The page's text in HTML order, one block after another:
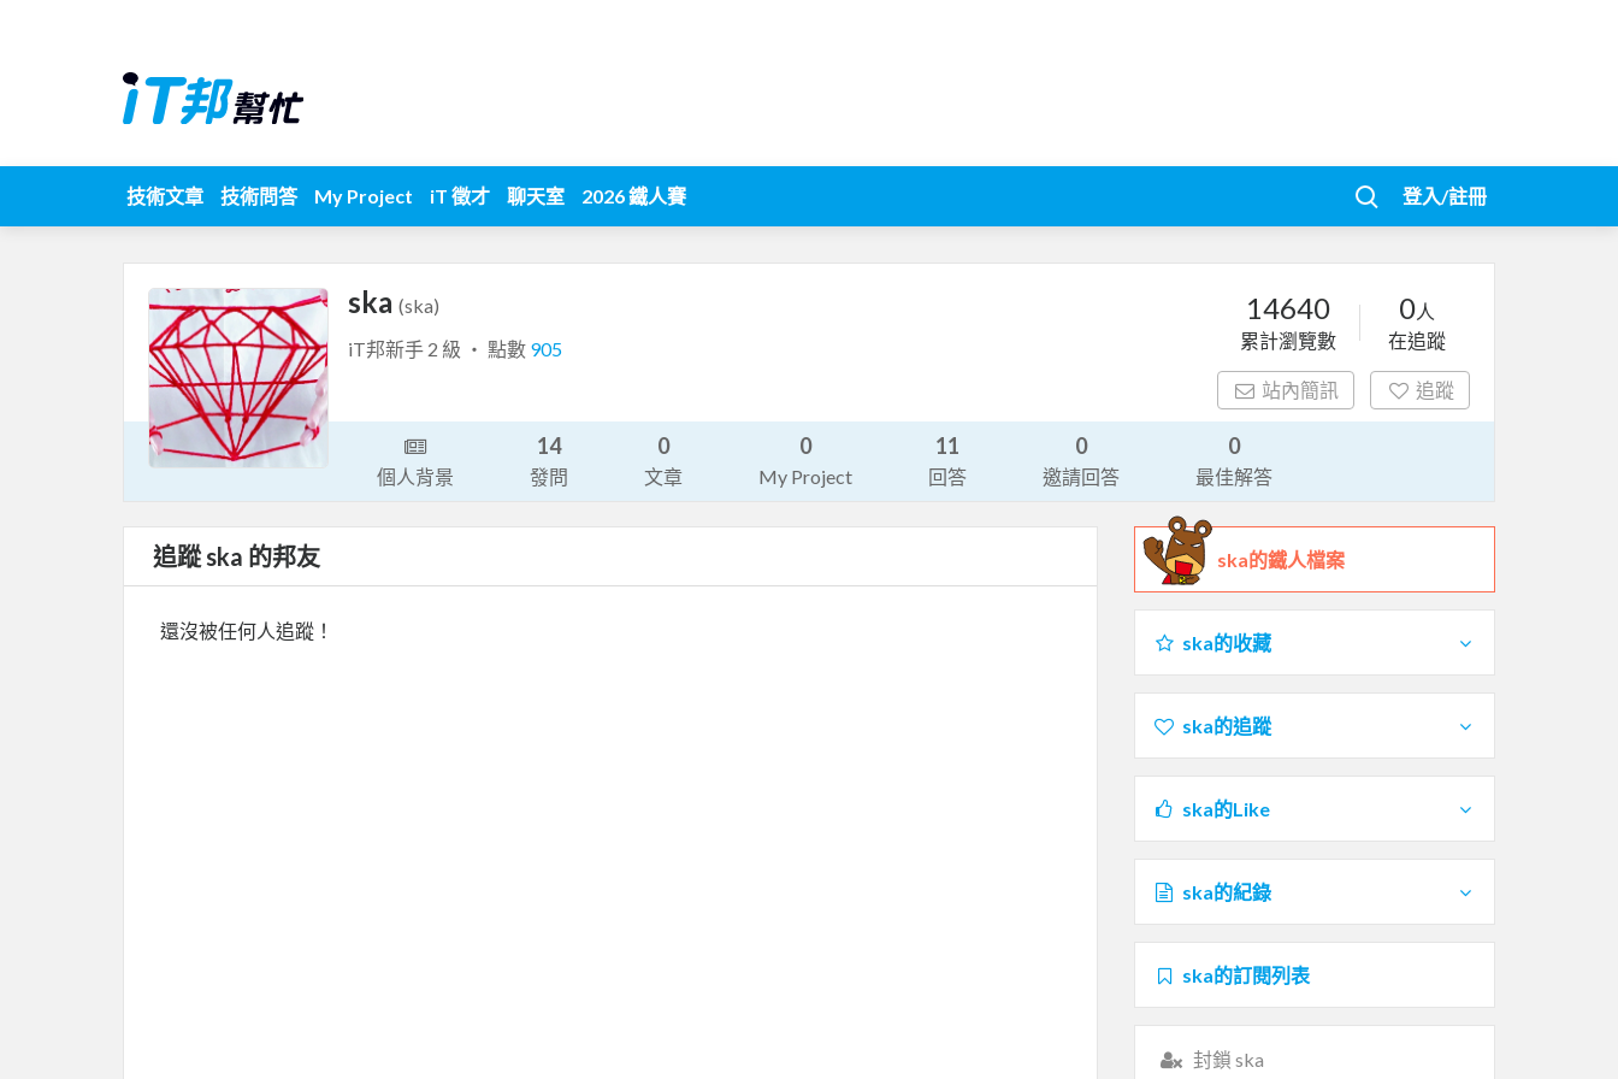
技術文章 技術問答 My Project iT 徵才 聊天室 2026 鐵人賽 登入/註冊
ska (ska)
iT邦新手 2 級 ‧ 點數 905
14640
累計瀏覽數
0人
在追蹤
站內簡訊 追蹤
個人背景
14
發問
0
文章
0
My Project
11
回答
0
邀請回答
0
最佳解答
追蹤 ska 的邦友
還沒被任何人追蹤！
ska的鐵人檔案
ska的收藏
ska的追蹤
ska的Like
ska的紀錄
ska的訂閱列表
封鎖 ska